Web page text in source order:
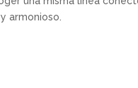
armonioso.